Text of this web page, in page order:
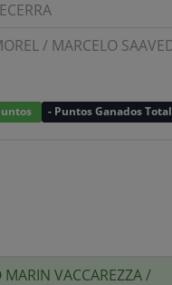
/ MARCELO
- Puntos Ganados
MARIN VACCAREZZA/